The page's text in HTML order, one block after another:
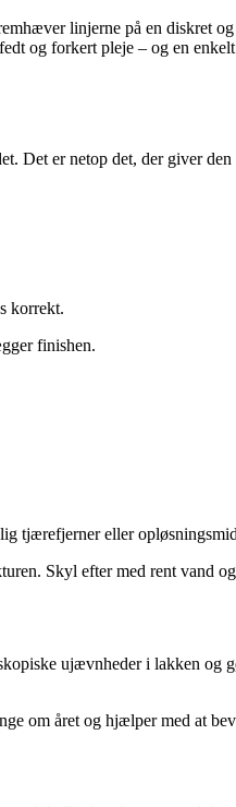
linjerne på en diskret
og forkert pleje – og en
Det er netop det, der giver
korrekt.
finishen.
tjærefjerner eller
Skyl efter med rent vand
ujævnheder i lakken og
om året og hjælper med at